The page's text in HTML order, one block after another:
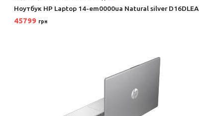
Ноутбук HP Laptop 14-em0000ua Natural silver D16DLEA
45799 грн